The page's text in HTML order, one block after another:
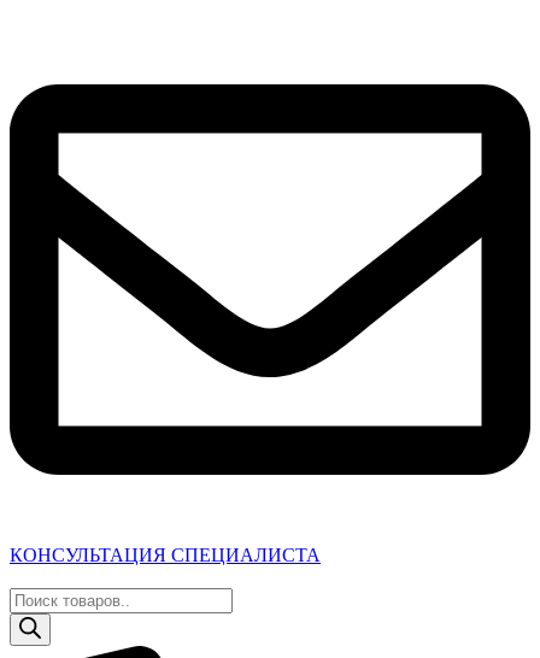
КОНСУЛЬТАЦИЯ СПЕЦИАЛИСТА
Поиск
товаров